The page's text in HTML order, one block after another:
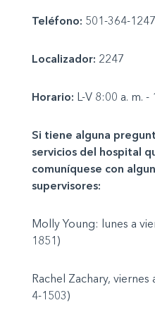
Teléfono: 501-364-1247
Localizador: 2247
Horario: L-V 8:00 a. m. -
Si tiene alguna
servicios del hospital
comuníquese con
supervisores:
Molly Young: lunes a
1851)
Rachel Zachary,
4-1503)